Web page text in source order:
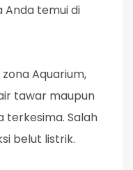
Anda temui di
Aquarium,
tawar maupun
terkesima. Salah
belut listrik.